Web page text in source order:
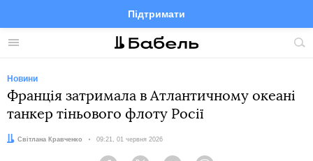
Меню
Підтримати
FacebookTelegramTwitter
Новини
Франція затримала в Атлантичному океані
танкер тіньового флоту Росії
Автор:
Світлана Кравченко Дата:
09:21, 01 червня 2026